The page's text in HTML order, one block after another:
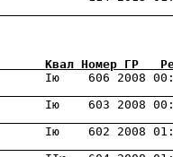
Квал Номер
Iю    606 2008
Iю    603 2008